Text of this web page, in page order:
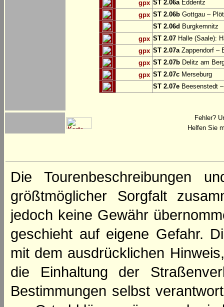
gpx ST 2.06aEdderitz
gpx ST 2.06b Gottgau –
ST 2.06d Burgkemnitz
gpx ST 2.07 Halle (Saale):
gpx ST 2.07aZappendorf –
gpx ST 2.07b Delitz am
gpx ST 2.07c Merseburg
ST 2.07e Beesenstedt
Fehler?
Helfen Sie
Die Tourenbeschreibungen
größtmöglicher Sorgfalt
jedoch keine Gewähr
geschieht auf eigene Gefahr.
mit dem ausdrücklichen
die Einhaltung der
Bestimmungen selbst